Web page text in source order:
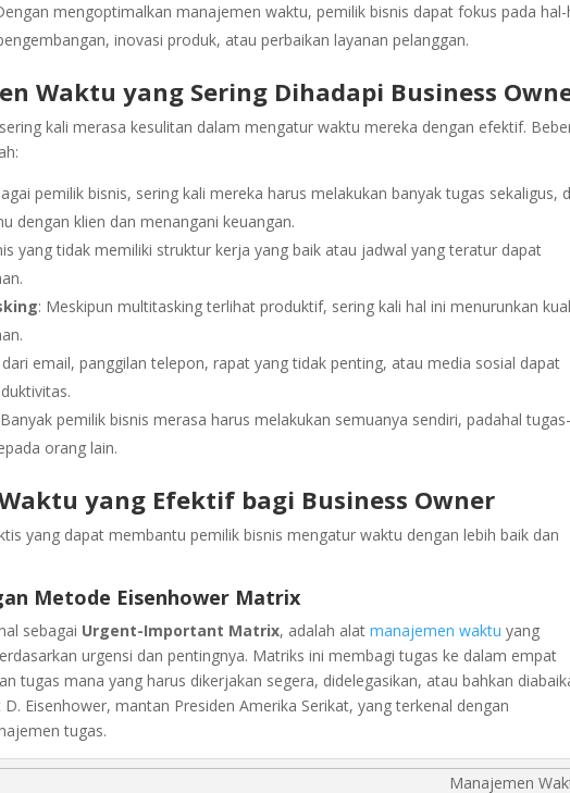
mengoptimalkan manajemen waktu, pemilik bisnis dapat fokus pada
inovasi produk, atau perbaikan layanan pelanggan.
Waktu yang Sering Dihadapi Business
kali merasa kesulitan dalam mengatur waktu mereka dengan efektif.
pemilik bisnis, sering kali mereka harus melakukan banyak tugas sekaligus,
dengan klien dan menangani keuangan.
yang tidak memiliki struktur kerja yang baik atau jadwal yang teratur dapat
: Meskipun multitasking terlihat produktif, sering kali hal ini menurunkan
dari email, panggilan telepon, rapat yang tidak penting, atau media sosial dapat
pemilik bisnis merasa harus melakukan semuanya sendiri, padahal
orang lain.
yang Efektif bagi Business Owner
yang dapat membantu pemilik bisnis mengatur waktu dengan lebih baik dan
Metode Eisenhower Matrix
sebagai Urgent-Important Matrix, adalah alatmanajemen waktu yang
urgensi dan pentingnya. Matriks ini membagi tugas ke dalam empat
tugas mana yang harus dikerjakan segera, didelegasikan, atau bahkan
Eisenhower, mantan Presiden Amerika Serikat, yang terkenal dengan
tugas.